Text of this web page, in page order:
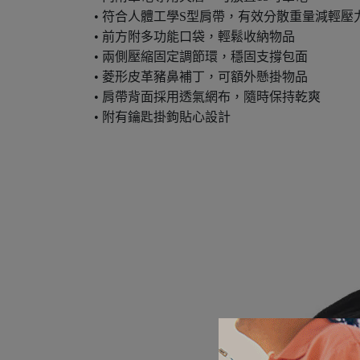
• 符合人體工學S型肩帶，有效分散重量減輕壓
• 前方附多功能口袋，輕鬆收納物品
• 兩側壓縮固定調節環，穩固支撐包面
• 菱形皮革豬鼻補丁，可額外懸掛物品
• 肩帶背面採用透氣網布，隨時保持乾爽
• 附有鑰匙掛鉤貼心設計